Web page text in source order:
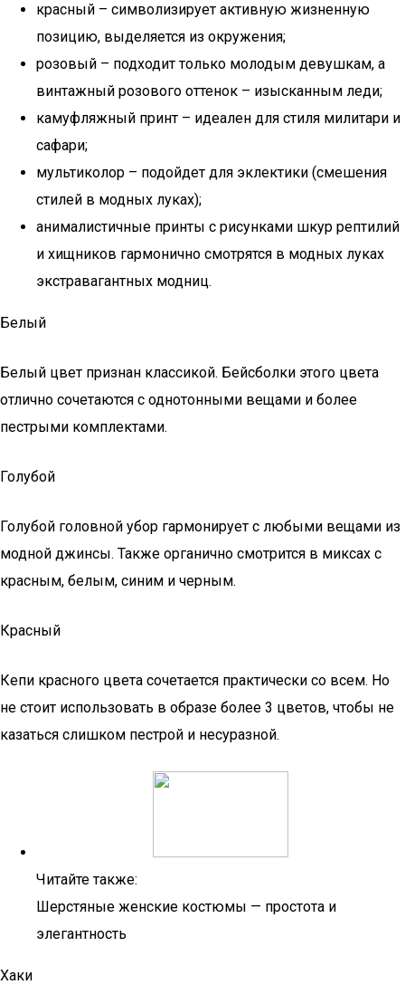
красный – символизирует активную жизненную
позицию, выделяется из окружения;
розовый – подходит только молодым девушкам, а
винтажный розового оттенок – изысканным леди;
камуфляжный принт – идеален для стиля милитари и
сафари;
мультиколор – подойдет для эклектики (смешения
стилей в модных луках);
анималистичные принты с рисунками шкур рептилий
и хищников гармонично смотрятся в модных луках
экстравагантных модниц.
Белый
Белый цвет признан классикой. Бейсболки этого цвета
отлично сочетаются с однотонными вещами и более
пестрыми комплектами.
Голубой
Голубой головной убор гармонирует с любыми вещами из
модной джинсы. Также органично смотрится в миксах с
красным, белым, синим и черным.
Красный
Кепи красного цвета сочетается практически со всем. Но
не стоит использовать в образе более 3 цветов, чтобы не
казаться слишком пестрой и несуразной.
Читайте также:
Шерстяные женские костюмы — простота и
элегантность
Хаки